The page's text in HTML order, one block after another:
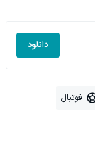
دانلود
فوتبال